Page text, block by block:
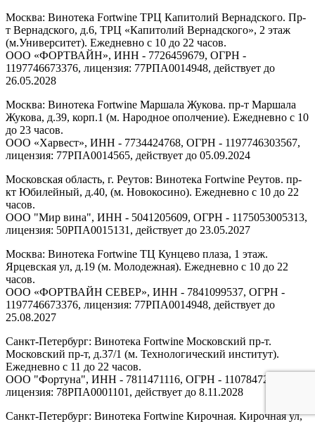
Москва: Винотека Fortwine ТРЦ Капитолий Вернадского. Пр-
т Вернадского, д.6, ТРЦ «Капитолий Вернадского», 2 этаж
(м.Университет). Ежедневно с 10 до 22 часов.
ООО «ФОРТВАЙН», ИНН - 7726459679, ОГРН -
1197746673376, лицензия: 77РПА0014948, действует до
26.05.2028
Москва: Винотека Fortwine Маршала Жукова. пр-т Маршала
Жукова, д.39, корп.1 (м. Народное ополчение). Ежедневно с 10
до 23 часов.
ООО «Харвест», ИНН - 7734424768, ОГРН - 1197746303567,
лицензия: 77РПА0014565, действует до 05.09.2024
Московская область, г. Реутов: Винотека Fortwine Реутов. пр-
кт Юбилейный, д.40, (м. Новокосино). Ежедневно с 10 до 22
часов.
ООО "Мир вина", ИНН - 5041205609, ОГРН - 1175053005313,
лицензия: 50РПА0015131, действует до 23.05.2027
Москва: Винотека Fortwine ТЦ Кунцево плаза, 1 этаж.
Ярцевская ул, д.19 (м. Молодежная). Ежедневно с 10 до 22
часов.
ООО «ФОРТВАЙН СЕВЕР», ИНН - 7841099537, ОГРН -
1197746673376, лицензия: 77РПА0014948, действует до
25.08.2027
Санкт-Петербург: Винотека Fortwine Московский пр-т.
Московский пр-т, д.37/1 (м. Технологический институт).
Ежедневно с 11 до 22 часов.
ООО "Фортуна", ИНН - 7811471116, ОГРН - 1107847277438,
лицензия: 78РПА0001101, действует до 8.11.2028
Санкт-Петербург: Винотека Fortwine Кирочная. Кирочная ул,